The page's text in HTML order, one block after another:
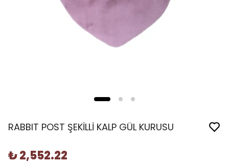
RABBIT POST ŞEKİLLİ KALP GÜL KURUSU
₺ 2,552.22